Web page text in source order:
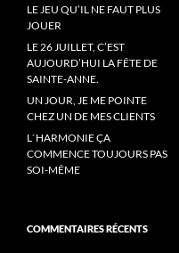
LE JEU QU’IL NE FAUT PLUS
JOUER
LE 26 JUILLET, C’EST
AUJOURD’HUI LA FÊTE DE
SAINTE-ANNE.
UN JOUR, JE ME POINTE
CHEZ UN DE MES CLIENTS
L`HARMONIE ÇA
COMMENCE TOUJOURS PAS
SOI-MÊME
COMMENTAIRES RÉCENTS